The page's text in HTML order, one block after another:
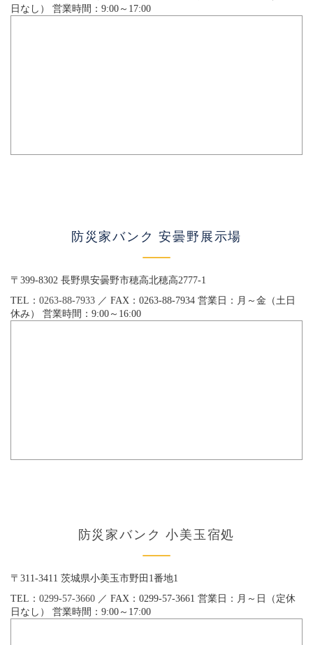
日なし） 営業時間：9:00～17:00
防災家バンク 安曇野展示場
〒399-8302 長野県安曇野市穂高北穂高2777-1
TEL： 0263-88-7933 ／ FAX：0263-88-7934 営業日：月～金（土日
休み） 営業時間：9:00～16:00
防災家バンク 小美玉宿処
〒311-3411 茨城県小美玉市野田1番地1
TEL： 0299-57-3660 ／ FAX：0299-57-3661 営業日：月～日（定休
日なし） 営業時間：9:00～17:00